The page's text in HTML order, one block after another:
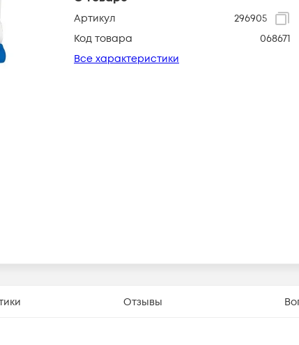
Артикул
296905
Код товара
068671
Все характеристики
Отзывы